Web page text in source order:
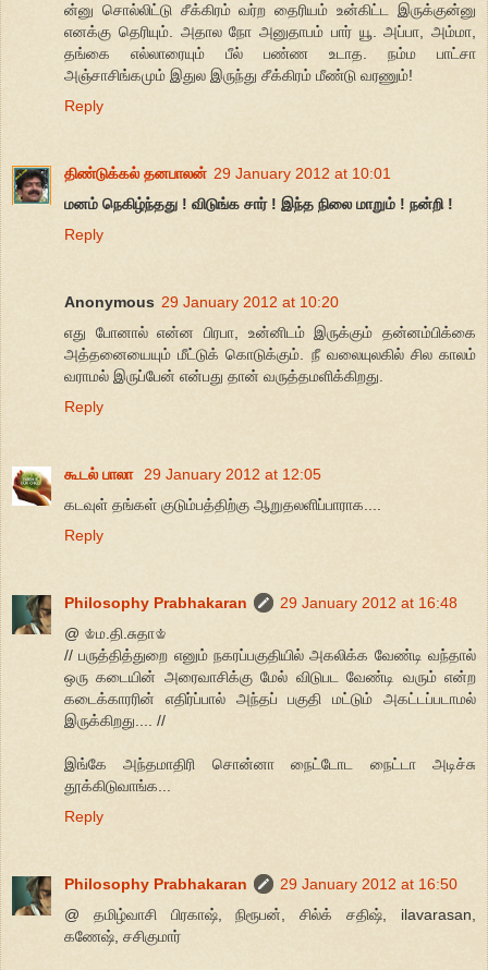
ன்னு சொல்லிட்டு சீக்கிரம் வர்ற தைரியம் உன்கிட்ட இருக்குன்னு
எனக்கு தெரியும். அதால நோ அனுதாபம் பார் யூ. அப்பா, அம்மா,
தங்கை எல்லாரையும் பீல் பண்ண உடாத. நம்ம பாட்சா
அஞ்சாசிங்கமும் இதுல இருந்து சீக்கிரம் மீண்டு வரணும்!
Reply
திண்டுக்கல் தனபாலன் 29 January 2012 at 10:01
மனம் நெகிழ்ந்தது ! விடுங்க சார் ! இந்த நிலை மாறும் ! நன்றி !
Reply
Anonymous 29 January 2012 at 10:20
எது போனால் என்ன பிரபா, உன்னிடம் இருக்கும் தன்னம்பிக்கை
அத்தனையையும் மீட்டுக் கொடுக்கும். நீ வலையுலகில் சில காலம்
வராமல் இருப்பேன் என்பது தான் வருத்தமளிக்கிறது.
Reply
கூடல் பாலா 29 January 2012 at 12:05
கடவுள் தங்கள் குடும்பத்திற்கு ஆறுதலளிப்பாராக....
Reply
Philosophy Prabhakaran
29 January 2012 at 16:48
@ ♔ம.தி.சுதா♔
// பருத்தித்துறை எனும் நகரப்பகுதியில் அகலிக்க வேண்டி வந்தால்
ஒரு கடையின் அரைவாசிக்கு மேல் விடுபட வேண்டி வரும் என்ற
கடைக்காரரின் எதிர்ப்பால் அந்தப் பகுதி மட்டும் அகட்டப்படாமல்
இருக்கிறது.... //
இங்கே அந்தமாதிரி சொன்னா நைட்டோட நைட்டா அடிச்சு
தூக்கிடுவாங்க...
Reply
Philosophy Prabhakaran
29 January 2012 at 16:50
@ தமிழ்வாசி பிரகாஷ், நிரூபன், சில்க் சதிஷ், ilavarasan,
கணேஷ், சசிகுமார்